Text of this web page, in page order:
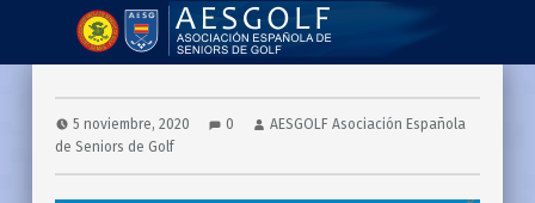
Asociación Española de Seniors de Golf
5 noviembre, 2020 0
AESGOLF Asociación Española
de Seniors de Golf